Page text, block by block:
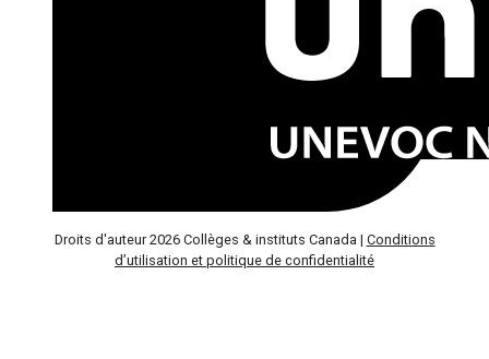
Droits d'auteur 2026 Collèges & instituts Canada | Conditions
d’utilisation et politique de confidentialité